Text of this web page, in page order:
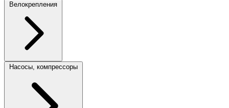
Велокрепления
Насосы, компрессоры